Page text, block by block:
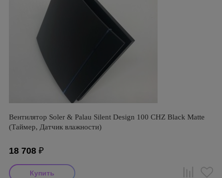
Вентилятор Soler & Palau Silent Design 100 CHZ Black Matte
(Таймер, Датчик влажности)
18 708 ₽